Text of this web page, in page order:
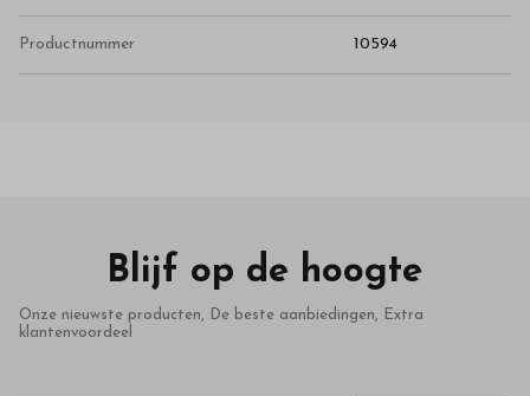
Productnummer 10594
Blijf op de hoogte
Onze nieuwste producten, De beste aanbiedingen, Extra
klantenvoordeel